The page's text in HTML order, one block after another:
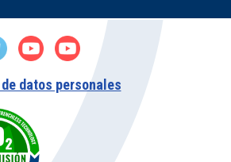
datos personales